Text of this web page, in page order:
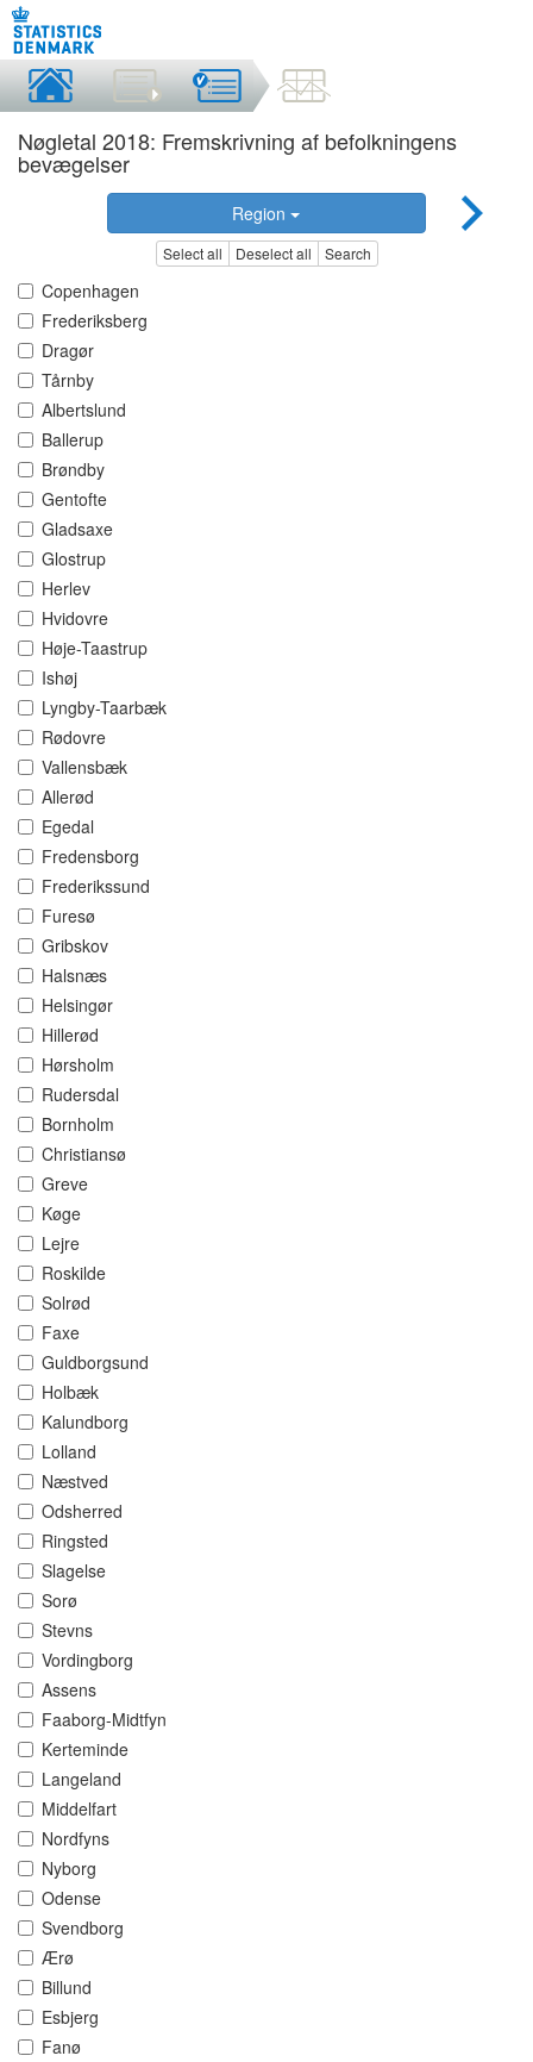
Nøgletal 2018: Fremskrivning af befolkningens
bevægelser
Region
Select all Deselect all Search
Copenhagen
Frederiksberg
Dragør
Tårnby
Albertslund
Ballerup
Brøndby
Gentofte
Gladsaxe
Glostrup
Herlev
Hvidovre
Høje-Taastrup
Ishøj
Lyngby-Taarbæk
Rødovre
Vallensbæk
Allerød
Egedal
Fredensborg
Frederikssund
Furesø
Gribskov
Halsnæs
Helsingør
Hillerød
Hørsholm
Rudersdal
Bornholm
Christiansø
Greve
Køge
Lejre
Roskilde
Solrød
Faxe
Guldborgsund
Holbæk
Kalundborg
Lolland
Næstved
Odsherred
Ringsted
Slagelse
Sorø
Stevns
Vordingborg
Assens
Faaborg-Midtfyn
Kerteminde
Langeland
Middelfart
Nordfyns
Nyborg
Odense
Svendborg
Ærø
Billund
Esbjerg
Fanø